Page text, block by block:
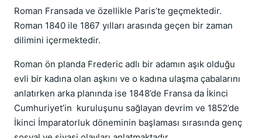
Roman Fransada ve özellikle Paris’te geçmektedir.
Roman 1840 ile 1867 yılları arasında geçen bir zaman
dilimini içermektedir.
Roman ön planda Frederic adlı bir adamın aşık olduğu
evli bir kadına olan aşkını ve o kadına ulaşma çabalarını
anlatırken arka planında ise 1848’de Fransa da İkinci
Cumhuriyet’in kuruluşunu sağlayan devrim ve 1852’de
İkinci İmparatorluk döneminin başlaması sırasında genç